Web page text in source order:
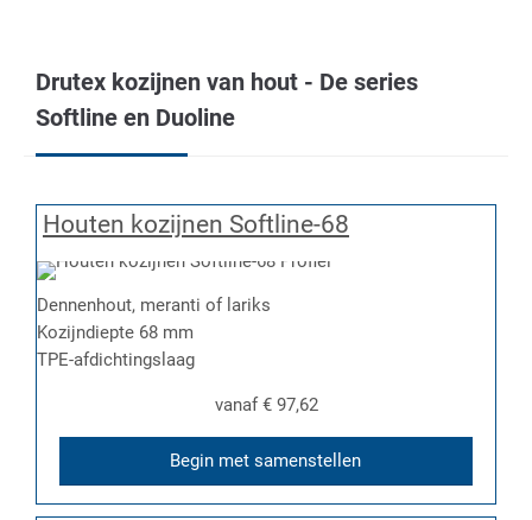
Drutex kozijnen van hout - De series
Softline en Duoline
Houten kozijnen Softline-68
Dennenhout, meranti of lariks
Kozijndiepte 68 mm
TPE-afdichtingslaag
vanaf€ 97,62
Begin met samenstellen